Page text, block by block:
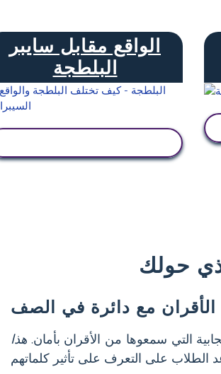
حولك
الأقران مع دائرة في الصف
التي سمعوها من الأقران بأمان. هذا
الواقع مقابل سايبر
البلطجة